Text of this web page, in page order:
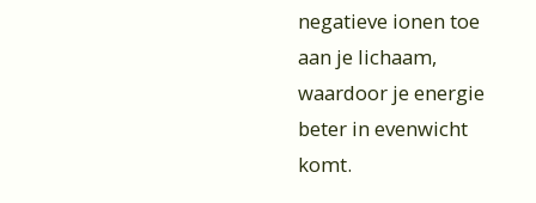
negatieve ionen toe
aan je lichaam,
waardoor je energie
beter in evenwicht
komt.